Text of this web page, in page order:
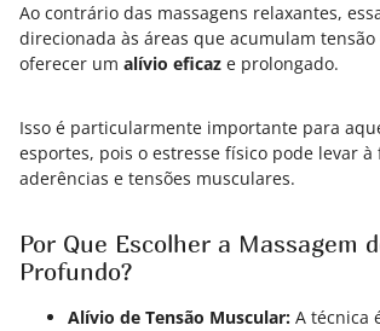
Ao contrário das massagens relaxantes,
direcionada às áreas que acumulam
oferecer um alívio eficaz e prolongado.
Isso é particularmente importante para
esportes, pois o estresse físico pode levar à
aderências e tensões musculares.
Por Que Escolher a Massagem
Profundo?
Alívio de Tensão Muscular: A técnica